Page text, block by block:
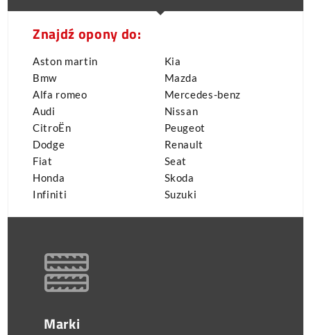
Znajdź opony do:
Aston martin
Bmw
Alfa romeo
Audi
CitroËn
Dodge
Fiat
Honda
Infiniti
Kia
Mazda
Mercedes-benz
Nissan
Peugeot
Renault
Seat
Skoda
Suzuki
Marki